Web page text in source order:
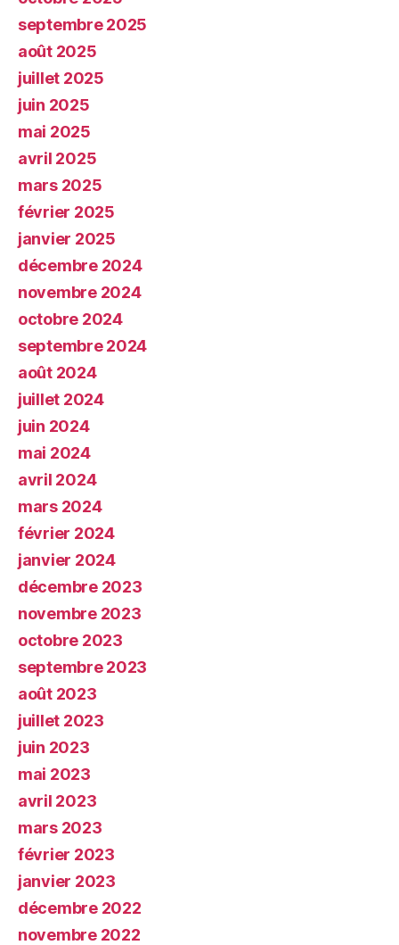
septembre 2025
août 2025
juillet 2025
juin 2025
mai 2025
avril 2025
mars 2025
février 2025
janvier 2025
décembre 2024
novembre 2024
octobre 2024
septembre 2024
août 2024
juillet 2024
juin 2024
mai 2024
avril 2024
mars 2024
février 2024
janvier 2024
décembre 2023
novembre 2023
octobre 2023
septembre 2023
août 2023
juillet 2023
juin 2023
mai 2023
avril 2023
mars 2023
février 2023
janvier 2023
décembre 2022
novembre 2022